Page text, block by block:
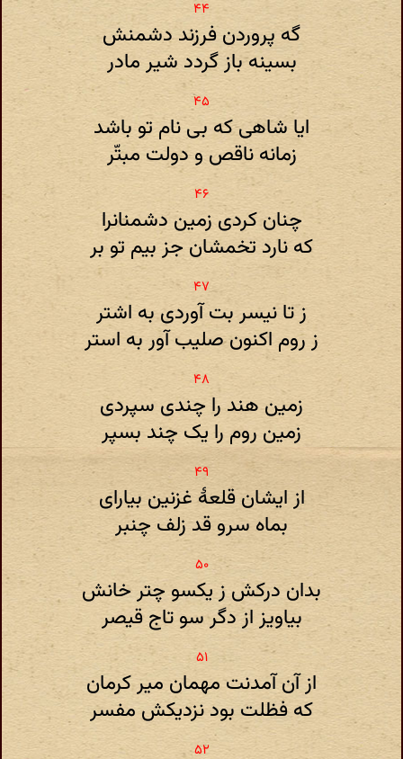
گه پروردن فرزند دشمنش
بسینه باز گردد شیر مادر
ایا شاهی که بی نام تو باشد
زمانه ناقص و دولت مبتّر
چنان کردی زمین دشمنانرا
که نارد تخمشان جز بیم تو بر
ز تا نیسر بت آوردی به اشتر
ز روم اکنون صلیب آور به استر
زمین هند را چندی سپردی
زمین روم را یک چند بسپر
از ایشان قلعۀ غزنین بیارای
بماه سرو قد زلف چنبر
بدان درکش ز یکسو چتر خانش
بیاویز از دگر سو تاج قیصر
از آن آمدنت مهمان میر کرمان
که فظلت بود نزدیکش مفسر